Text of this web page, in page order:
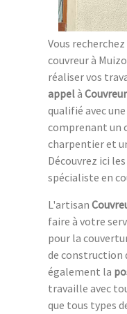
Vous
couvreur à
réaliser vos
appelà
qualifié avec
comprenant un
charpentier et
Découvrez ici
spécialiste en
L'artisan
faire à votre
pour la
de construction
également la
travaille avec
que tous types